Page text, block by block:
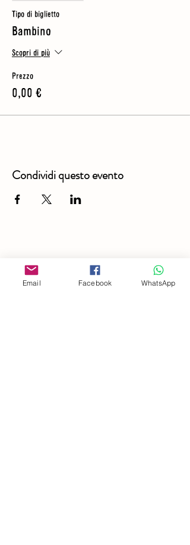
Tipo di biglietto
Bambino
Scopri di più
Prezzo
0,00 €
Condividi questo evento
Email Facebook WhatsApp